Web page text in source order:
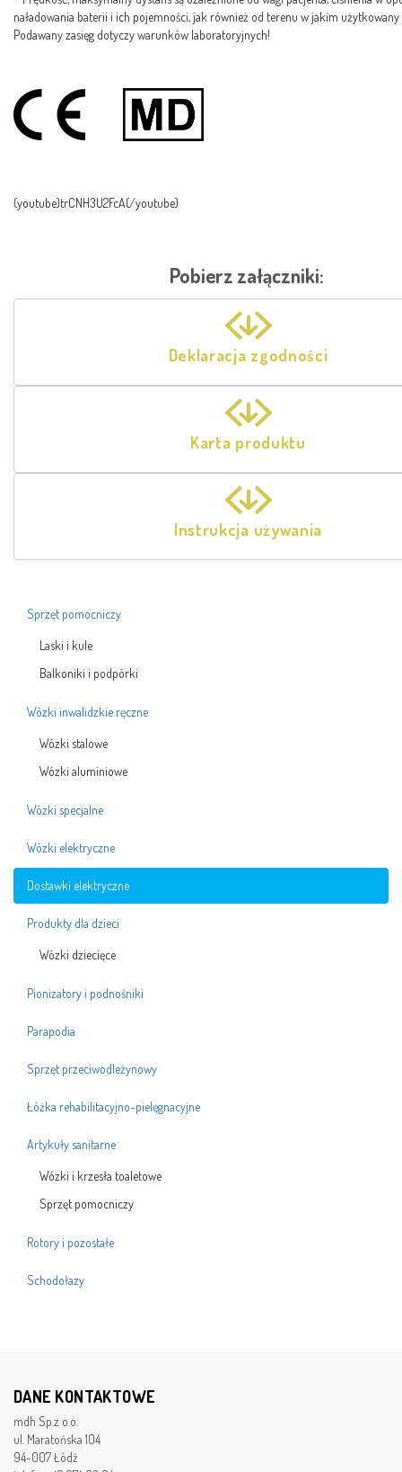
naładowania baterii i ich pojemności, jak również od terenu w jakim użytkowany
Podawany zasięg dotyczy warunków laboratoryjnych!
{youtube}trCNH3U2FcA{/youtube}
Pobierz załączniki:
Deklaracja zgodności
Karta produktu
Instrukcja używania
Sprzęt pomocniczy
Laski i kule
Balkoniki i podpórki
Wózki inwalidzkie ręczne
Wózki stalowe
Wózki aluminiowe
Wózki specjalne
Wózki elektryczne
Dostawki elektryczne
Produkty dla dzieci
Wózki dziecięce
Pionizatory i podnośniki
Parapodia
Sprzęt przeciwodleżynowy
Łóżka rehabilitacyjno-pielęgnacyjne
Artykuły sanitarne
Wózki i krzesła toaletowe
Sprzęt pomocniczy
Rotory i pozostałe
Schodołazy
DANE KONTAKTOWE
mdh Sp.z o.o.
ul. Maratońska 104
94-007 Łódź